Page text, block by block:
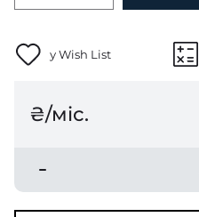
у Wish List
₴/міс.